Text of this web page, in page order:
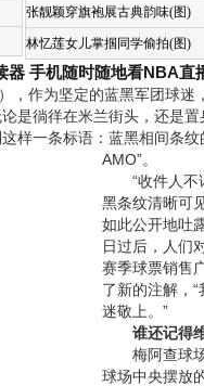
张靓颖穿旗袍展古典韵味(图)
林忆莲女儿掌掴同学偷拍(图)
器 手机随时随地看NBA直
作为坚定的蓝黑军团球迷
是徜徉在米兰街头，还是
样一条标语：蓝黑相间条纹
AMO”。
“收件人不
黑条纹清晰可
如此公开地吐
日过后，人们
赛季球票销售
了新的注解，
迷敬上。”
谁还记得
梅阿查球场
球场中央摆放